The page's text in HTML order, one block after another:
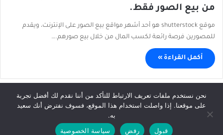
من بيع الصور فقط.
موقع shutterstock هو أحد أشهر مواقع بيع الصور على الإنترنت، ويقدم
للمصورين فرصة رائعة لكسب المال من خلال بيع صورهم.…
أكمل القراءة »
© حقوق النشر 2026، جميع الحقوق محفوظة | Afkhabar.com
الرئيسية سياسة الخصوصية إتفاقية الإستخدام
نحن نستخدم ملفات تعريف الارتباط للتأكد من أننا نقدم لك أفضل تجربة
على موقعنا. إذا واصلت استخدام هذا الموقع، فسوف نفترض أنك سعيد
به.
قبول
رفض سياسة الخصوصية